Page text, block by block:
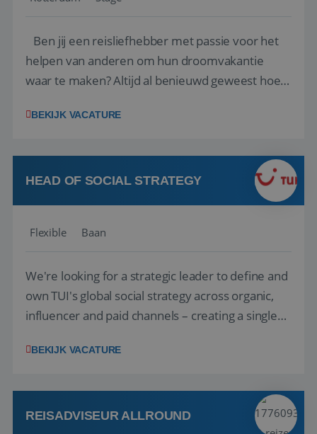
Ben jij een reisliefhebber met passie voor het
helpen van anderen om hun droomvakantie
waar te maken? Altijd al benieuwd geweest hoe
van de grootste reisorganisaties? Dan is een
op zoek naar een enthousiaste, leergie...
BEKIJK VACATURE
HEAD OF SOCIAL STRATEGY
Flexible Baan
We're looking for a strategic leader to define and
own TUI's global social strategy across organic,
influencer and paid channels – creating a single
locally. The role will be published until 18 August
Attractive remuneration, discre...
BEKIJK VACATURE
REISADVISEUR ALLROUND